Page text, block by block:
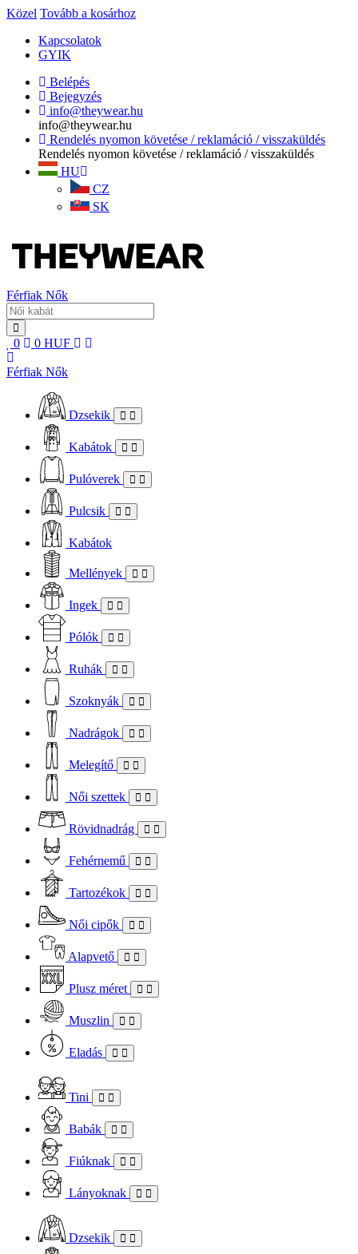
Közel Tovább a kosárhoz
Kapcsolatok
GYIK
Belépés
Bejegyzés
info@theywear.hu
info@theywear.hu
Rendelés nyomon követése / reklamáció / visszaküldés
Rendelés nyomon követése / reklamáció / visszaküldés
HU
CZ
SK
Férfiak Nők
0 0 HUF
Férfiak Nők
Dzsekik
Kabátok
Pulóverek
Pulcsik
Kabátok
Mellények
Ingek
Pólók
Ruhák
Szoknyák
Nadrágok
Melegítő
Női szettek
Rövidnadrág
Fehérnemű
Tartozékok
Női cipők
Alapvető
Plusz méret
Muszlin
Eladás
Tini
Babák
Fiúknak
Lányoknak
Dzsekik